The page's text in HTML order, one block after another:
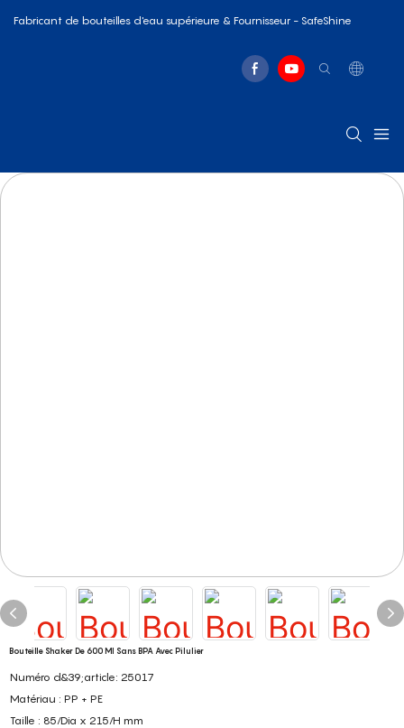
Fabricant de bouteilles d'eau supérieure & Fournisseur - SafeShine
Bouteille Shaker De 600 Ml Sans BPA Avec Pilulier
Numéro d&39;article: 25017
Matériau : PP + PE
Taille : 85/Dia x 215/H mm